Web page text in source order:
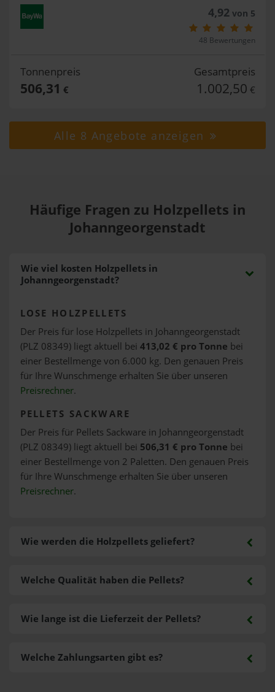
4,92von 5
48 Bewertungen
Tonnenpreis
506,31 €
Gesamtpreis
1.002,50 €
Alle 8 Angebote anzeigen
Häufige Fragen zu Holzpellets in
Johanngeorgenstadt
Wie viel kosten Holzpellets in
Johanngeorgenstadt?
LOSE HOLZPELLETS
Der Preis für lose Holzpellets in Johanngeorgenstadt
(PLZ 08349) liegt aktuell bei 413,02 € pro Tonne bei
einer Bestellmenge von 6.000 kg. Den genauen Preis
für Ihre Wunschmenge erhalten Sie über unseren
Preisrechner.
PELLETS SACKWARE
Der Preis für Pellets Sackware in Johanngeorgenstadt
(PLZ 08349) liegt aktuell bei 506,31 € pro Tonne bei
einer Bestellmenge von 2 Paletten. Den genauen Preis
für Ihre Wunschmenge erhalten Sie über unseren
Preisrechner.
Wie werden die Holzpellets geliefert?
Welche Zahlungsarten gibt es?
Welche Qualität haben die Pellets?
Wie lange ist die Lieferzeit der Pellets?